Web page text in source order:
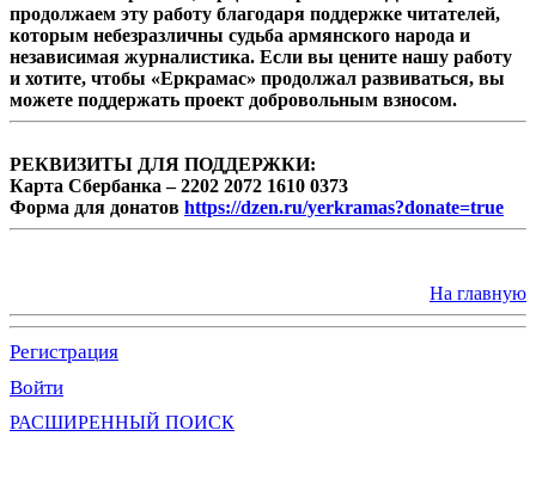
продолжаем эту работу благодаря поддержке читателей,
которым небезразличны судьба армянского народа и
независимая журналистика. Если вы цените нашу работу
и хотите, чтобы «Еркрамас» продолжал развиваться, вы
можете поддержать проект добровольным взносом.
РЕКВИЗИТЫ ДЛЯ ПОДДЕРЖКИ:
Карта Сбербанка – 2202 2072 1610 0373
Форма для донатов https://dzen.ru/yerkramas?donate=true
На главную
Регистрация
Войти
РАСШИРЕННЫЙ ПОИСК